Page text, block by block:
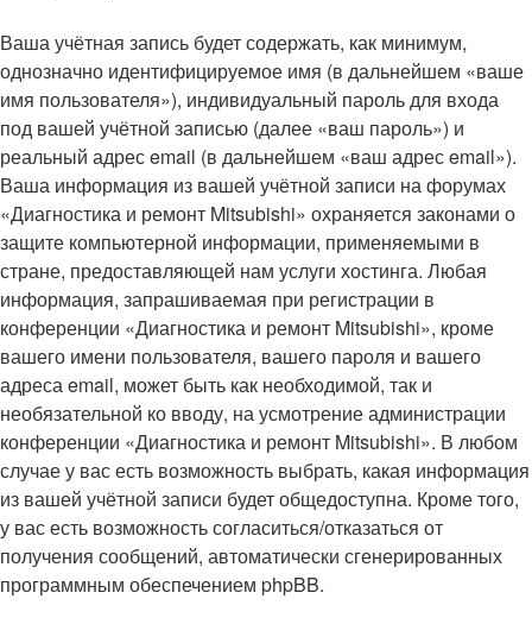
Ваша учётная запись будет содержать, как минимум,
однозначно идентифицируемое имя (в дальнейшем «ваше
имя пользователя»), индивидуальный пароль для входа
под вашей учётной записью (далее «ваш пароль») и
реальный адрес email (в дальнейшем «ваш адрес email»).
Ваша информация из вашей учётной записи на форумах
«Диагностика и ремонт Mitsubishi» охраняется законами о
защите компьютерной информации, применяемыми в
стране, предоставляющей нам услуги хостинга. Любая
информация, запрашиваемая при регистрации в
конференции «Диагностика и ремонт Mitsubishi», кроме
вашего имени пользователя, вашего пароля и вашего
адреса email, может быть как необходимой, так и
необязательной ко вводу, на усмотрение администрации
конференции «Диагностика и ремонт Mitsubishi». В любом
случае у вас есть возможность выбрать, какая информация
из вашей учётной записи будет общедоступна. Кроме того,
у вас есть возможность согласиться/отказаться от
получения сообщений, автоматически сгенерированных
программным обеспечением phpBB.